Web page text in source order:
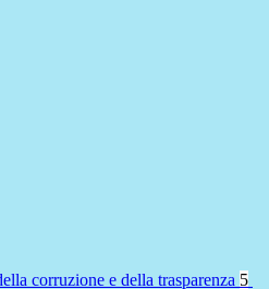
corruzione e della trasparenza 5